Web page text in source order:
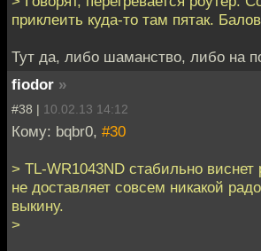
приклеить куда-то там пятак.
Тут да, либо шаманство, либо на
fiodor »
#38 | 10.02.13 14:12
Кому: bqbr0, #30
> TL-WR1043ND стабильно
не доставляет совсем никакой
выкину.
>